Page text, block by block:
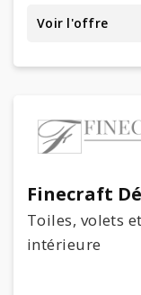
Voir l'offre
Finecraft
Toiles, volets
intérieure